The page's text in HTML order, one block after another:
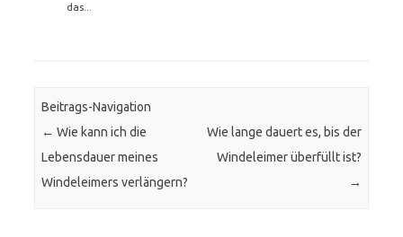
das...
Beitrags-Navigation
← Wie kann ich die
Lebensdauer meines
Windeleimers verlängern?
Wie lange dauert es, bis der
Windeleimer überfüllt ist?
→